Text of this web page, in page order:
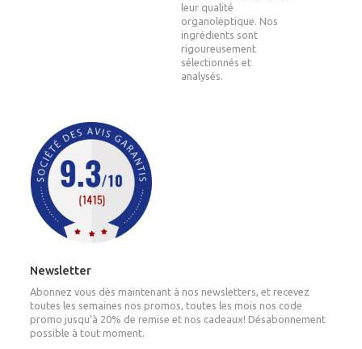
leur qualité
organoleptique. Nos
ingrédients sont
rigoureusement
sélectionnés et
analysés.
Newsletter
Abonnez vous dès maintenant à nos newsletters, et recevez
toutes les semaines nos promos, toutes les mois nos code
promo jusqu'à 20% de remise et nos cadeaux! Désabonnement
possible à tout moment.